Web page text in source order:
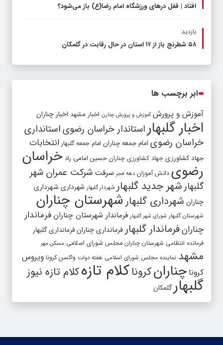
افتاد | قفل در‌های ورزشگاه امام رضا(ع) باز می‌شود؟
بازدید:
۵۸ شطرنج‌ باز از ۱۷ استان در حال رقابت در گلمکان
ابر برچسب ها
آموزش و پرورش آموزش و پرورش چنارن اخبار مشهد اخبار چناران
اخبار گلبهار استاندار خراسان رضویاستانداری
خراسان رضوی امام جمعه چناران امام جمعه گلبهار انتخابات
جهاد کشاورزی جهاد کشاورزی چناران حسین امامی راد خراسان
رضوی دانش آموزان دهه فجر سرقت شرکت عمران شهر
گلبهارشهر جدید گلبهار شهردار گلبهار شهرداری شهرداری
چناران شهرداری گلبهار شهرستان چناران
شهرستان گلبهار شورای شهر گلبهار فرماندار شهرستان چناران فرماندار
چنارانفرماندار گلبهار فرمانداری چنارانفرمانداری گلبهار
فرمانده انتظامی شهرستان چناران مجلس شورای اسلامی مسکن مهر
مشهد نماینده مجلس شورای اسلامی هفته دولت واکسن کرونا ویروس
کرونا چنارانکروناکلام تازهکلام تازه نیوز
گلبهارگلمکان